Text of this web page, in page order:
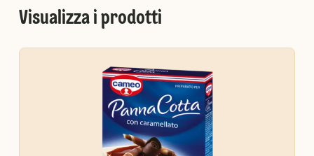
Visualizza i prodotti